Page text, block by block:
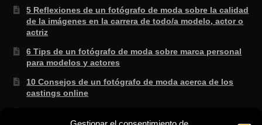
5 Reflexiones de un fotógrafo de moda sobre la calidad
de la imágenes en la carrera de todo/a modelo, actor o
actriz
6 Tips de un fotógrafo de moda sobre marca personal
para modelos y actores
10 Consejos de un fotógrafo de moda acerca de los
castings online